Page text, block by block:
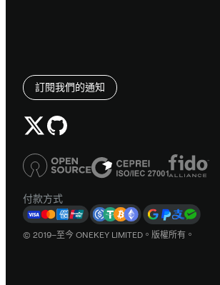
訂閱我們的通知
付款方式
© 2019–至今 ONEKEY LIMITED。版權所有。